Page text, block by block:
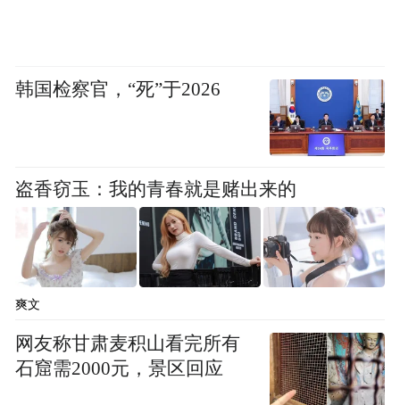
“特别声明：以上作品内容(包括在内的视频、图片或音
频)为凤凰网旗下自媒体平台“大风号”用户上传并发
布，本平台仅提供信息存储空间服务。
pictures and audios if any) is uploaded and posted
by the user of Dafeng Hao, which is a social media
platform and merely provides information storage
space services.”
韩国检察官，“死”于2026
盗香窃玉：我的青春就是赌出来的
爽文
网友称甘肃麦积山看完所有
石窟需2000元，景区回应